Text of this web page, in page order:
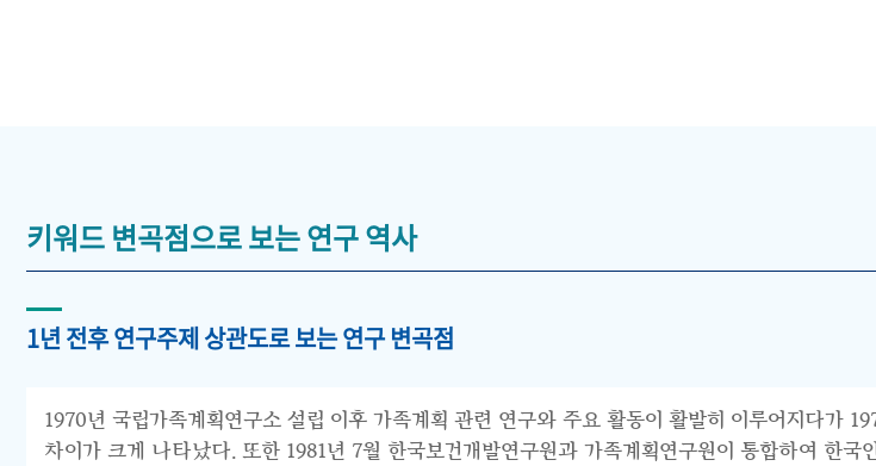
키워드 변곡점으로 보는 연구 역사
1년 전후 연구주제 상관도로 보는 연구 변곡점
1970년 국립가족계획연구소 설립 이후 가족계획 관련 연구와 주요 활동이 활발히 이루어지다가
차이가 크게 나타났다. 또한 1981년 7월 한국보건개발연구원과 가족계획연구원이 통합하여 한